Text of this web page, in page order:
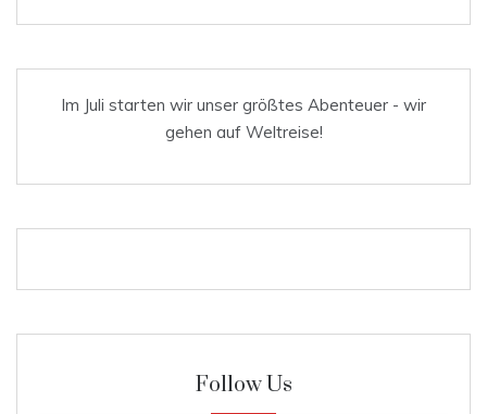
Im Juli starten wir unser größtes Abenteuer - wir
gehen auf Weltreise!
Follow Us